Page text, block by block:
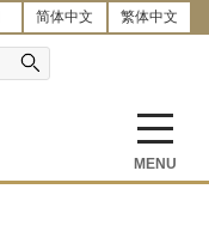
简体中文 繁体中文
MENU